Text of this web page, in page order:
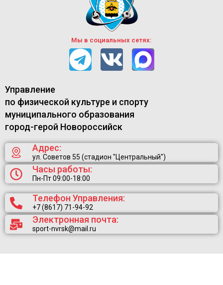
Мы в социальных сетях:
Управление
по физической культуре и спорту
муниципального образования
город-герой Новороссийск
Адрес:
ул. Советов 55 (стадион "Центральный")
Часы работы:
Пн-Пт 09:00-18:00
Телефон Управления:
+7 (8617) 71-94-92
Электронная почта:
sport-nvrsk@mail.ru